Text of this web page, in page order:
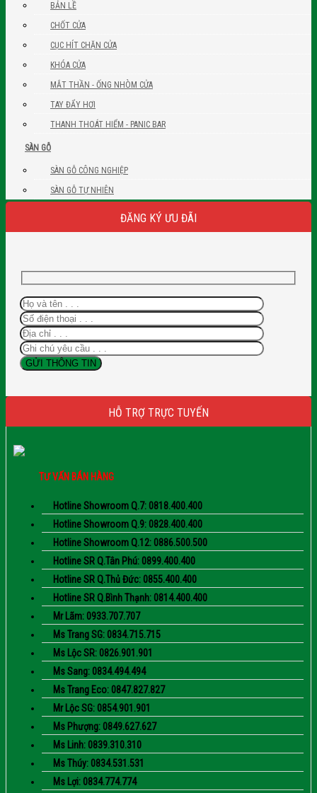
BẢN LỀ
CHỐT CỬA
CỤC HÍT CHẶN CỬA
KHÓA CỬA
MẮT THẦN - ỐNG NHÒM CỬA
TAY ĐẨY HƠI
THANH THOÁT HIỂM - PANIC BAR
SÀN GỖ
SÀN GỖ CÔNG NGHIỆP
SÀN GỖ TỰ NHIÊN
ĐĂNG KÝ ƯU ĐÃI
HỖ TRỢ TRỰC TUYẾN
TƯ VẤN BÁN HÀNG
Hotline Showroom Q.7: 0818.400.400
Hotline Showroom Q.9: 0828.400.400
Hotline Showroom Q.12: 0886.500.500
Hotline SR Q.Tân Phú: 0899.400.400
Hotline SR Q.Thủ Đức: 0855.400.400
Hotline SR Q.Bình Thạnh: 0814.400.400
Mr Lãm: 0933.707.707
Ms Trang SG: 0834.715.715
Ms Lộc SR: 0826.901.901
Ms Sang: 0834.494.494
Ms Trang Eco: 0847.827.827
Mr Lộc SG: 0854.901.901
Ms Phượng: 0849.627.627
Ms Linh: 0839.310.310
Ms Thúy: 0834.531.531
Ms Lợi: 0834.774.774